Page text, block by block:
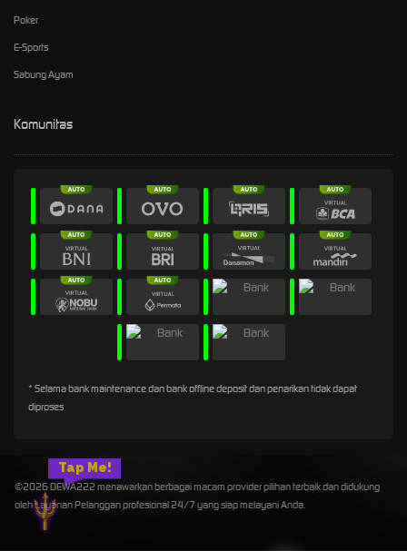
Tap Me!
Poker
E-Sports
Sabung Ayam
Komunitas
* Selama bank maintenance dan bank offline deposit dan penarikan tidak dapat
diproses
©2026 DEWA222 menawarkan berbagai macam provider pilihan terbaik dan didukung
oleh Layanan Pelanggan profesional 24/7 yang siap melayani Anda.